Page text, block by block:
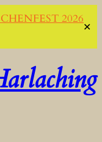
2026
✕